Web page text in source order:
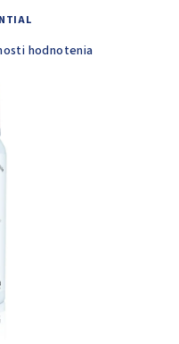
hodnotenia